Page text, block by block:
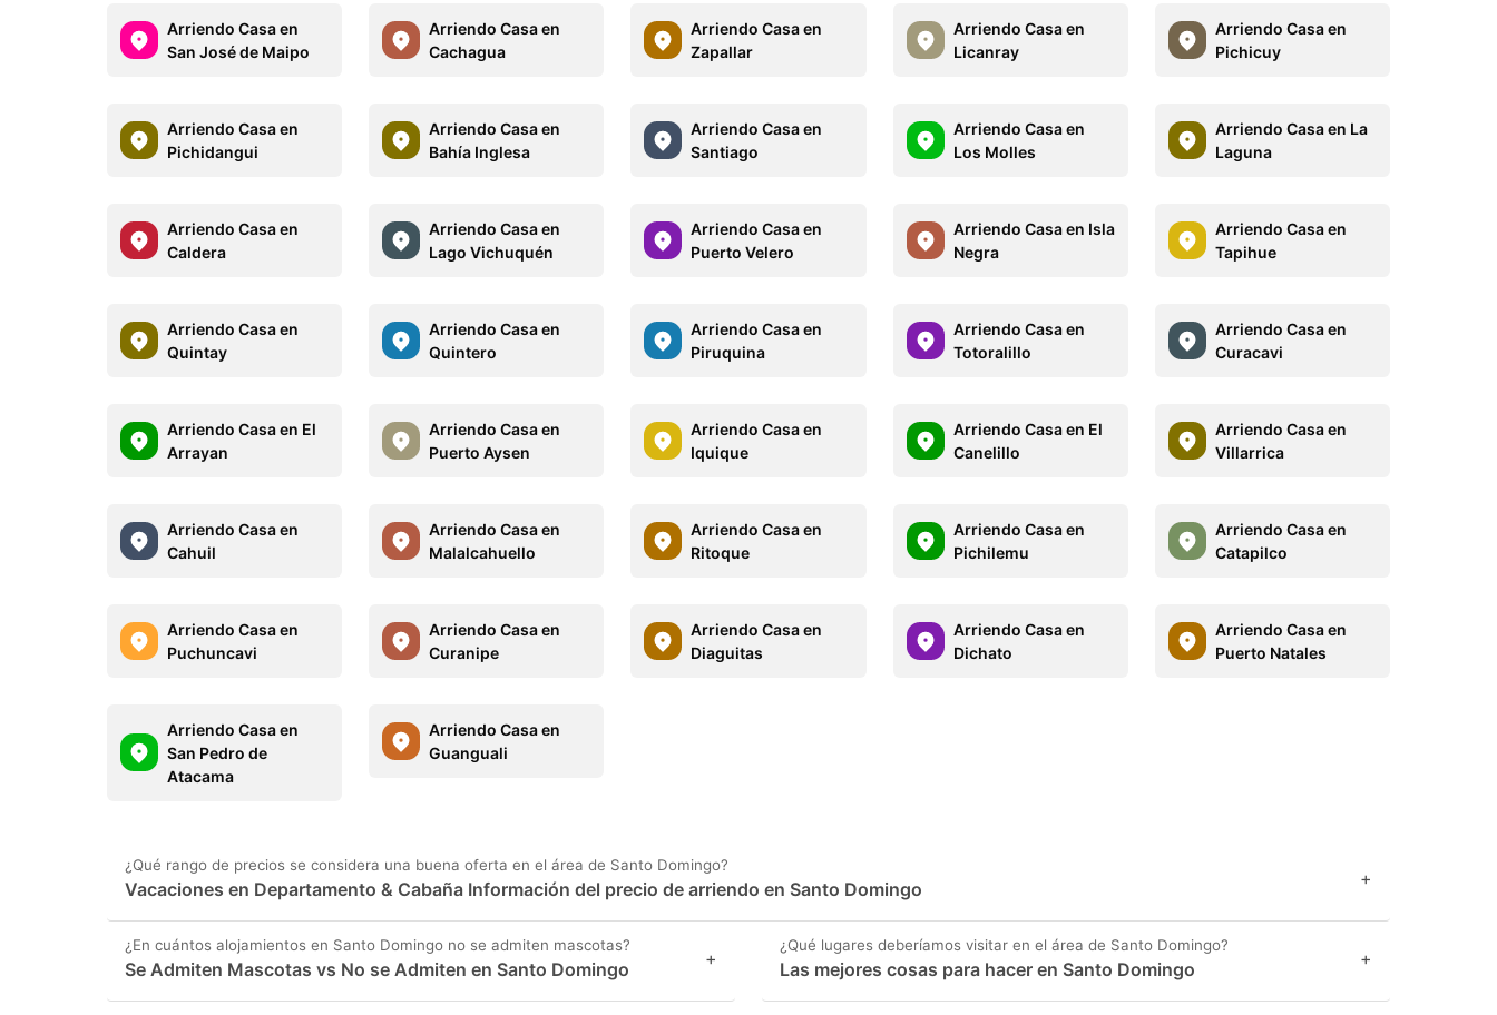
Arriendo Casa en
San José de Maipo
Arriendo Casa en
Cachagua
Arriendo Casa en
Zapallar
Arriendo Casa en
Licanray
Arriendo Casa en
Pichicuy
Arriendo Casa en
Pichidangui
Arriendo Casa en
Bahía Inglesa
Arriendo Casa en
Santiago
Arriendo Casa en
Los Molles
Arriendo Casa en La
Laguna
Arriendo Casa en
Caldera
Arriendo Casa en
Lago Vichuquén
Arriendo Casa en
Puerto Velero
Arriendo Casa en Isla
Negra
Arriendo Casa en
Tapihue
Arriendo Casa en
Quintay
Arriendo Casa en
Quintero
Arriendo Casa en
Piruquina
Arriendo Casa en
Totoralillo
Arriendo Casa en
Curacavi
Arriendo Casa en El
Arrayan
Arriendo Casa en
Puerto Aysen
Arriendo Casa en
Iquique
Arriendo Casa en El
Canelillo
Arriendo Casa en
Villarrica
Arriendo Casa en
Cahuil
Arriendo Casa en
Malalcahuello
Arriendo Casa en
Ritoque
Arriendo Casa en
Pichilemu
Arriendo Casa en
Catapilco
Arriendo Casa en
Puchuncavi
Arriendo Casa en
Curanipe
Arriendo Casa en
Diaguitas
Arriendo Casa en
Dichato
Arriendo Casa en
Puerto Natales
Arriendo Casa en
San Pedro de
Atacama
Arriendo Casa en
Guanguali
¿Qué rango de precios se considera una buena oferta en el área de Santo Domingo?
Vacaciones en Departamento & Cabaña Información del precio de arriendo en Santo Domingo +
¿En cuántos alojamientos en Santo Domingo no se admiten mascotas?
Se Admiten Mascotas vs No se Admiten en Santo Domingo +
¿Qué lugares deberíamos visitar en el área de Santo Domingo?
Las mejores cosas para hacer en Santo Domingo +